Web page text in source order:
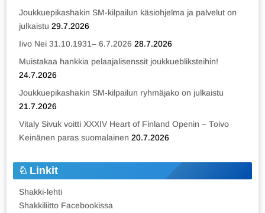
Joukkuepikashakin SM-kilpailun käsiohjelma ja palvelut on
julkaistu 29.7.2026
Iivo Nei 31.10.1931– 6.7.2026 28.7.2026
Muistakaa hankkia pelaajalisenssit joukkuebliksteihin!
24.7.2026
Joukkuepikashakin SM-kilpailun ryhmäjako on julkaistu
21.7.2026
Vitaly Sivuk voitti XXXIV Heart of Finland Openin – Toivo
Keinänen paras suomalainen 20.7.2026
Linkit
Shakki-lehti
Shakkiliitto Facebookissa